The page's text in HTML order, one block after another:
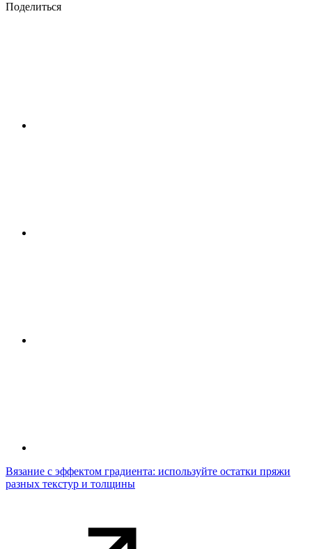
Поделиться
Вязание с эффектом градиента: используйте остатки пряжи
разных текстур и толщины